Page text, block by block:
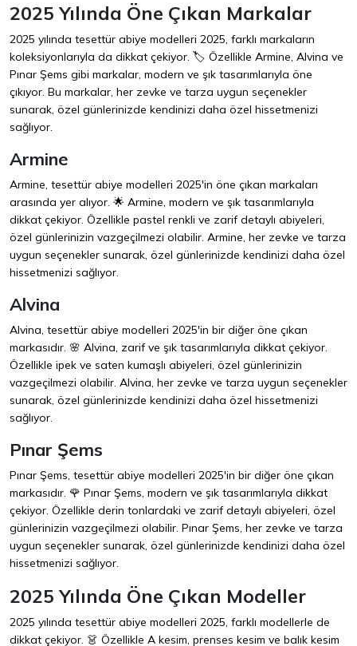
2025 Yılında Öne Çıkan Markalar
2025 yılında tesettür abiye modelleri 2025, farklı markaların
koleksiyonlarıyla da dikkat çekiyor. 🏷️ Özellikle Armine, Alvina ve
Pınar Şems gibi markalar, modern ve şık tasarımlarıyla öne
çıkıyor. Bu markalar, her zevke ve tarza uygun seçenekler
sunarak, özel günlerinizde kendinizi daha özel hissetmenizi
sağlıyor.
Armine
Armine, tesettür abiye modelleri 2025'in öne çıkan markaları
arasında yer alıyor. 🌟 Armine, modern ve şık tasarımlarıyla
dikkat çekiyor. Özellikle pastel renkli ve zarif detaylı abiyeleri,
özel günlerinizin vazgeçilmezi olabilir. Armine, her zevke ve tarza
uygun seçenekler sunarak, özel günlerinizde kendinizi daha özel
hissetmenizi sağlıyor.
Alvina
Alvina, tesettür abiye modelleri 2025'in bir diğer öne çıkan
markasıdır. 🌸 Alvina, zarif ve şık tasarımlarıyla dikkat çekiyor.
Özellikle ipek ve saten kumaşlı abiyeleri, özel günlerinizin
vazgeçilmezi olabilir. Alvina, her zevke ve tarza uygun seçenekler
sunarak, özel günlerinizde kendinizi daha özel hissetmenizi
sağlıyor.
Pınar Şems
Pınar Şems, tesettür abiye modelleri 2025'in bir diğer öne çıkan
markasıdır. 🌹 Pınar Şems, modern ve şık tasarımlarıyla dikkat
çekiyor. Özellikle derin tonlardaki ve zarif detaylı abiyeleri, özel
günlerinizin vazgeçilmezi olabilir. Pınar Şems, her zevke ve tarza
uygun seçenekler sunarak, özel günlerinizde kendinizi daha özel
hissetmenizi sağlıyor.
2025 Yılında Öne Çıkan Modeller
2025 yılında tesettür abiye modelleri 2025, farklı modellerle de
dikkat çekiyor. 👗 Özellikle A kesim, prenses kesim ve balık kesim